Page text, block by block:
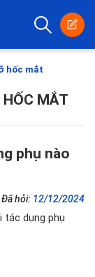
hốc mắt
HỐC MẮT
phụ nào
Đã hỏi: 12/12/2024
tác dụng phụ